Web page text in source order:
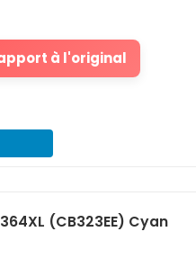
à l'original
(CB323EE) Cyan